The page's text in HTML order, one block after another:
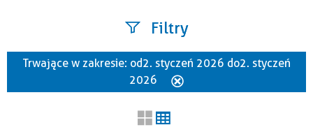
Filtry
Szukana fraza
Trwające w zakresie: od 2. styczeń 2026 do 2. styczeń
2026